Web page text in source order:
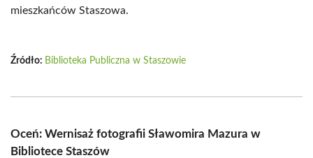
mieszkańców Staszowa.
Źródło: Biblioteka Publiczna w Staszowie
Oceń: Wernisaż fotografii Sławomira Mazura w
Bibliotece Staszów